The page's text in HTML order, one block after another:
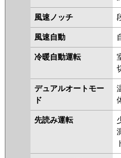
RPK-
RPK-
三菱重工
パナソニック PA-
P56K6SGA
風速ノッチ
風速自動
冷暖自動運転
デュアルオートモー
ド
先読み運転